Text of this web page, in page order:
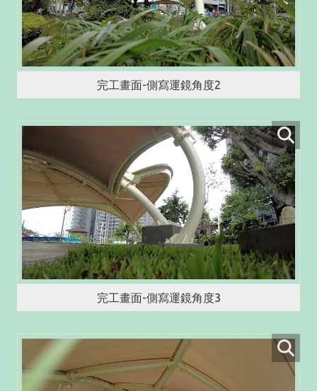
完工畫面-側寫運鏡角度2
完工畫面-側寫運鏡角度3